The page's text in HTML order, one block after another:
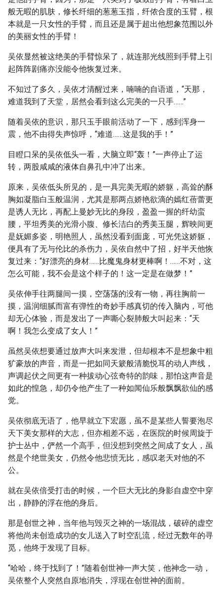
般无暇的肌肤，修长纤细的葱葱玉指，纤侬合度的玉臂，根
本就是一只女性的手臂，而且还是属于超出他想象范围以外
的美丽女性的手臂！
吴依显然被这绝美的手臂惊呆了，就连那光线照到手臂上引
起阵阵剧痛亦没能令他恢复过来。
不知过了多久，吴依才清醒过来，喃喃的自语道，“天那，
难道我到了天堂，居然会看到这么完美的一只手……”
随着吴依的意识，那只玉手眼前活动了一下，感到浑身一
震，他不由得失声惊呼，“难道……这是我的手！”
目瞪口呆的吴依低头一看，大脑立即“轰！”一声停止了运
转，两股咸咸的液体自鼻孔中冲了出来。
原来，吴依低头所见的，是一具完美无暇的娇躯，高耸的酥
胸如凝脂白玉般温润，尤其是那两点娇艳欲滴的嫣红蓓蕾更
是诱人无比，再配上曼妙无比的身段，盈盈一握的纤幼蛮
腰，平坦秀美的光滑小腹、修长洁白的秀美玉腿，辉映间更
是妩媚多姿，明艳照人，虽然没看到面庞，可光凭这娇躯，
便具有了无与伦比的杀伤力，吴依自然中了招，好半天他恢
复过来：“好漂亮的身材……比魔鬼身材更棒啊！……不对，这
怎么可能，我不会是这个样子的！这一定是在做梦！”
吴依伸手往两腿间一摸，空荡荡的没有一物，再往胸前一
摸，温润细腻而富有弹性的奇妙手感真切的传入脑内，可他
却无心体验，而是发出了一声嘶心裂肺般大叫起来：“天
啊！我怎么变成了女人！”
虽然吴依想要通过放声大叫来发泄，但却根本不是想象中粗
犷豪放的声音，而是一把如同天簌般清脆悦耳的动人声线，
声调起伏之间更有一种拔动心弦奇特的韵味，那怕这声音是
如此的惶急，却仍令他产生了一种如闻仙乐般飘飘欲仙的感
觉。
吴依彻底无语了，他早就立下宏愿，虽不是某些人誓要泡尽
天下美女那样的大志，但亦相差不远，在医院的时候周旋于
护士丛中，俨然一个高手，但没想到突然之间成了女人，虽
然是个绝世美女，仍然令他悲愤无比，感叹老天对他的不
公。
就在吴依倍受打击的时候，一个巨大无比的身影自虚空中穿
出，静静的浮在他的身后。
那是创世之神，当年他与毁灭之神的一场混战，破碎的虚空
将他尚未创造成功的女儿送入了时空乱流，经过无数年的寻
觅，他终于发现了目标。
“哈哈，终于找到了！”随着创世神一声大笑，他神念一动，
吴依整个人突然自原地消失，浮现在创世神的面前。